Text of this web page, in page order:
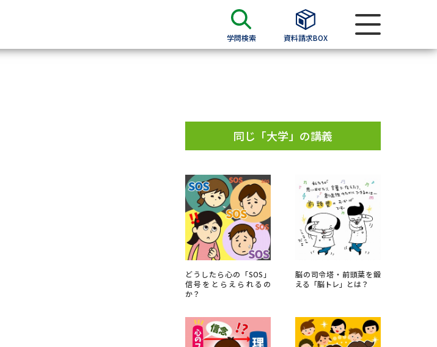
学問検索 資料請求BOX
大学入学共通テスト利用選抜の募集要項＆願書
過去問題集
留学・進学関連、塾・予備校
大学入学共通テスト「受験上の配慮案内」の請求
小学校教員資格認定試験
同じ「大学」の講義
どうしたら心の「SOS」
信号をとらえられるの
か？
脳の司令塔・前頭葉を鍛
える「脳トレ」とは？